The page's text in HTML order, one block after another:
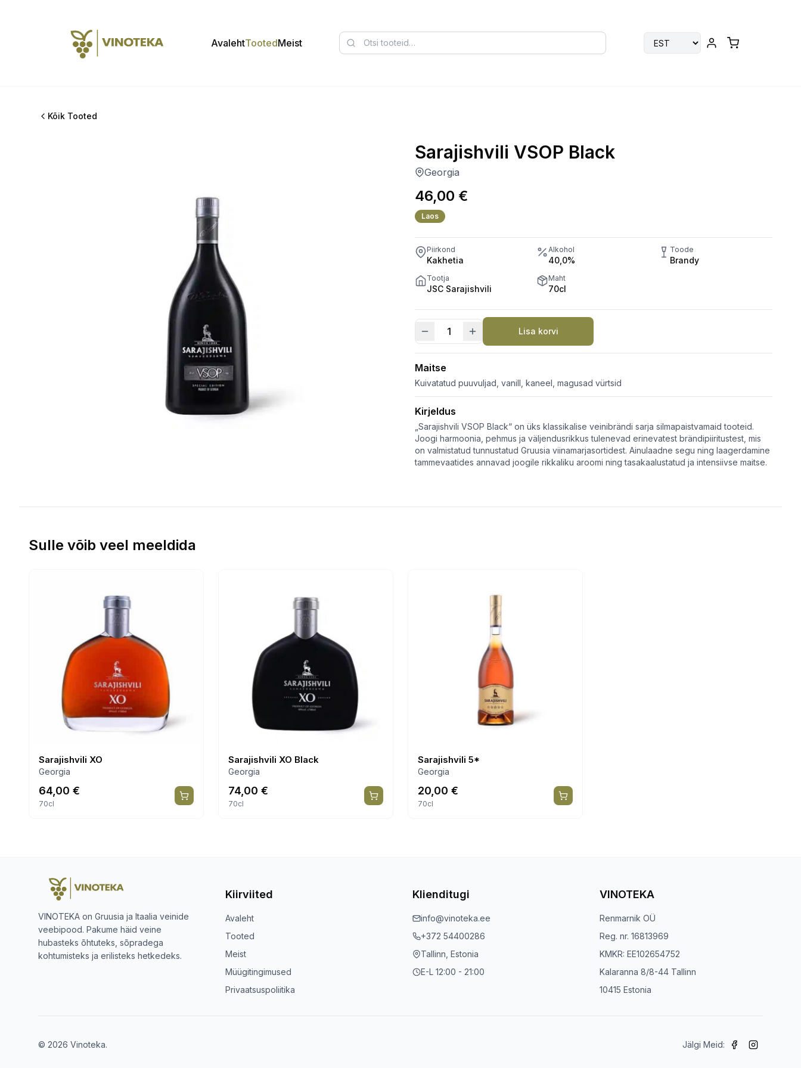
AvalehtTootedMeist
Kõik Tooted
Sarajishvili VSOP Black
Georgia
46,00 €
Laos
Piirkond
Kakhetia
Alkohol
40,0%
Toode
Brandy
Tootja
JSC Sarajishvili
Maht
70cl
Sarajishvili
VSOP
Black
kogus
Lisa korvi
Maitse
Kuivatatud puuvuljad, vanill, kaneel, magusad vürtsid
Kirjeldus
„Sarajishvili VSOP Black“ on üks klassikalise veinibrändi sarja silmapaistvamaid tooteid.
Joogi harmoonia, pehmus ja väljendusrikkus tulenevad erinevatest brändipiiritustest, mis
on valmistatud tunnustatud Gruusia viinamarjasortidest. Ainulaadne segu ning laagerdamine
tammevaatides annavad joogile rikkaliku aroomi ning tasakaalustatud ja intensiivse maitse.
Sulle võib veel meeldida
Sarajishvili XO
Georgia
64,00 €
70cl
Sarajishvili XO Black
Georgia
74,00 €
70cl
Sarajishvili 5*
Georgia
20,00 €
70cl
VINOTEKA on Gruusia ja Itaalia veinide
veebipood. Pakume häid veine
hubasteks õhtuteks, sõpradega
kohtumisteks ja erilisteks hetkedeks.
Kiirviited
Avaleht
Tooted
Meist
Müügitingimused
Privaatsuspoliitika
Klienditugi
info@vinoteka.ee
+372 54400286
Tallinn, Estonia
E-L 12:00 - 21:00
VINOTEKA
Renmarnik OÜ
Reg. nr. 16813969
KMKR: EE102654752
Kalaranna 8/8-44 Tallinn
10415 Estonia
© 2026 Vinoteka. Jälgi Meid: